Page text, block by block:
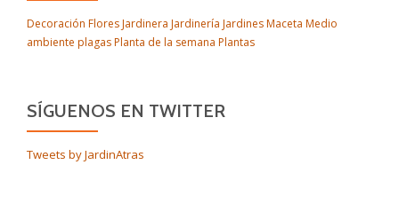
Decoración FloresJardinera Jardinería JardinesMaceta Medio
ambiente plagasPlanta de la semana Plantas
SÍGUENOS EN TWITTER
Tweets by JardinAtras